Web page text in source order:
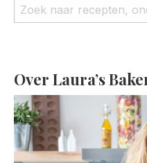
Over Laura’s